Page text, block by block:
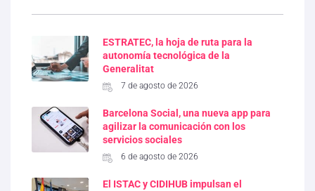
ESTRATEC, la hoja de ruta para la
autonomía tecnológica de la
Generalitat
7 de agosto de 2026
Barcelona Social, una nueva app para
agilizar la comunicación con los
servicios sociales
6 de agosto de 2026
El ISTAC y CIDIHUB impulsan el